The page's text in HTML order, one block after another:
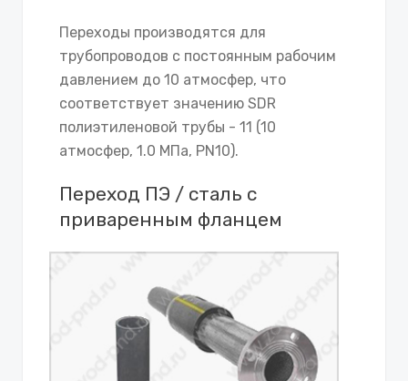
Переходы производятся для
трубопроводов с постоянным рабочим
давлением до 10 атмосфер, что
соответствует значению SDR
полиэтиленовой трубы - 11 (10
атмосфер, 1.0 МПа, PN10).
Переход ПЭ / сталь с
приваренным фланцем